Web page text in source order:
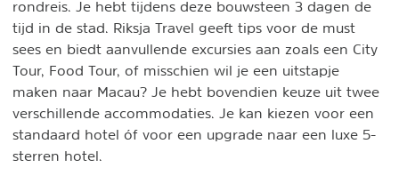
rondreis. Je hebt tijdens deze bouwsteen 3 dagen de
tijd in de stad. Riksja Travel geeft tips voor de must
sees en biedt aanvullende excursies aan zoals een City
Tour, Food Tour, of misschien wil je een uitstapje
maken naar Macau? Je hebt bovendien keuze uit twee
verschillende accommodaties. Je kan kiezen voor een
standaard hotel óf voor een upgrade naar een luxe 5-
sterren hotel.